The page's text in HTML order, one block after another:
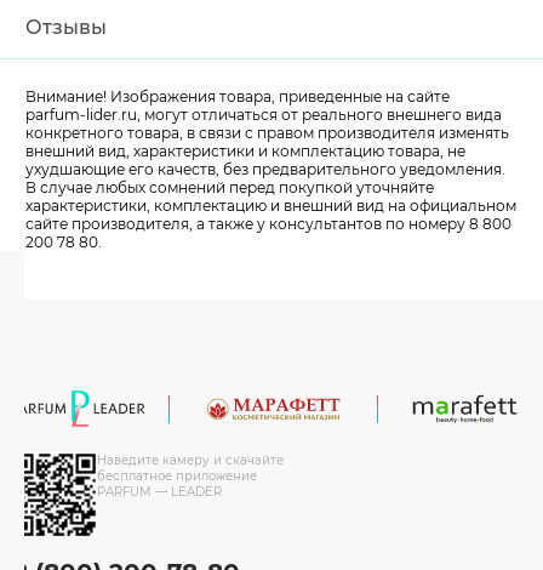
Отзывы
Внимание! Изображения товара, приведенные на сайте
parfum-lider.ru, могут отличаться от реального внешнего вида
конкретного товара, в связи с правом производителя изменять
внешний вид, характеристики и комплектацию товара, не
ухудшающие его качеств, без предварительного уведомления.
В случае любых сомнений перед покупкой уточняйте
характеристики, комплектацию и внешний вид на официальном
сайте производителя, а также у консультантов по номеру 8 800
200 78 80.
Наведите камеру и скачайте
бесплатное приложение
PARFUM — LEADER